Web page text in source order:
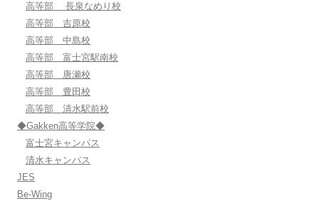
高等部 長泉なめり校
高等部 吉原校
高等部 中島校
高等部 富士宮駅南校
高等部 唐瀬校
高等部 豊田校
高等部 清水駅前校
◆Gakken高等学院◆
富士宮キャンパス
清水キャンパス
JES
Be-Wing